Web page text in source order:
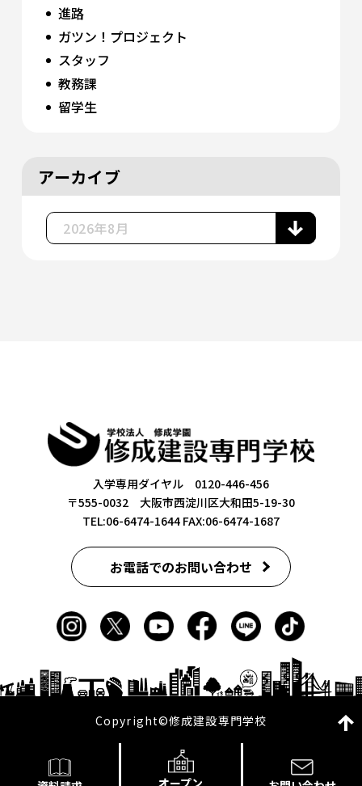
進路
ガツン！プロジェクト
スタッフ
教務課
留学生
アーカイブ
オープン
入学専用ダイヤル 0120-446-456
〒555-0032 大阪市西淀川区大和田5-19-30
TEL:06-6474-1644FAX:06-6474-1687
お電話でのお問い合わせ
Copyright©修成建設専門学校